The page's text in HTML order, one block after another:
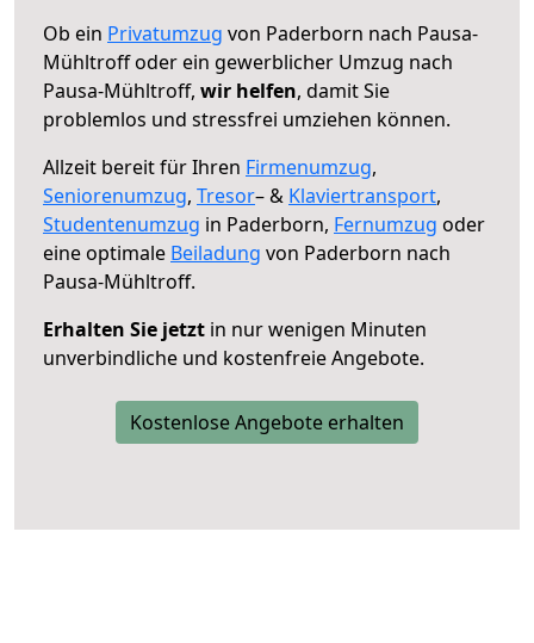
Ob ein Privatumzug von Paderborn nach Pausa-
Mühltroff oder ein gewerblicher Umzug nach
Pausa-Mühltroff, wir helfen, damit Sie
problemlos und stressfrei umziehen können.
Allzeit bereit für Ihren Firmenumzug,
Seniorenumzug, Tresor– & Klaviertransport,
Studentenumzug in Paderborn, Fernumzug oder
eine optimale Beiladung von Paderborn nach
Pausa-Mühltroff.
Erhalten Sie jetzt in nur wenigen Minuten
unverbindliche und kostenfreie Angebote.
Kostenlose Angebote erhalten